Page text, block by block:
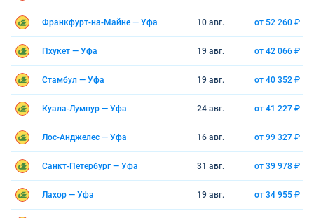
Франкфурт-на-Майне — Уфа 10 авг. от 52 260 ₽
Пхукет — Уфа 19 авг. от 42 066 ₽
Стамбул — Уфа 19 авг. от 40 352 ₽
Куала-Лумпур — Уфа 24 авг. от 41 227 ₽
Лос-Анджелес — Уфа 16 авг. от 99 327 ₽
Санкт-Петербург — Уфа 31 авг. от 39 978 ₽
Лахор — Уфа 19 авг. от 34 955 ₽